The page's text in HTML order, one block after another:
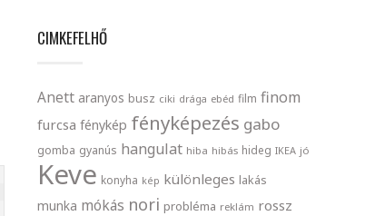
CIMKEFELHŐ
Anett aranyos busz ciki drága ebéd film finom
furcsa fénykép fényképezés gabo
gomba gyanús hangulat hiba hibás hideg IKEA jó
Keve konyha kép különleges lakás
munka mókás nori probléma reklám rossz